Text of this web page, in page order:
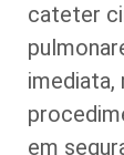
cateter
imediata,
em